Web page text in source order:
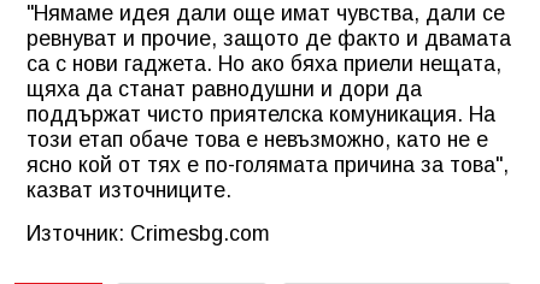
"Нямаме идея дали още имат чувства, дали се
ревнуват и прочие, защото де факто и двамата
са с нови гаджета. Но ако бяха приели нещата,
щяха да станат равнодушни и дори да
поддържат чисто приятелска комуникация. На
този етап обаче това е невъзможно, като не е
ясно кой от тях е по-голямата причина за това",
казват източниците.
Източник: Crimesbg.com